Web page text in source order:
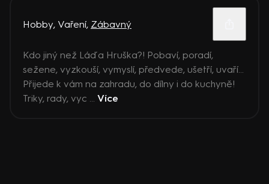
Hobby, Vaření, Zábavný
Kdo jiný než Láďa Hruška?! Pobaví, poradí,
sežene, vyzkouší, vymyslí, předvede, ušetří, uvaří…
Přijede k vám na zahradu, do dílny i do kuchyně!
Triky, rady, vyc ... Více